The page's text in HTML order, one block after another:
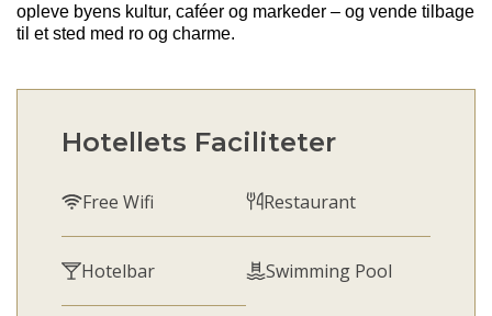
opleve byens kultur, caféer og markeder – og vende tilbage
til et sted med ro og charme.
Hotellets Faciliteter
Free Wifi Restaurant
Hotelbar Swimming Pool